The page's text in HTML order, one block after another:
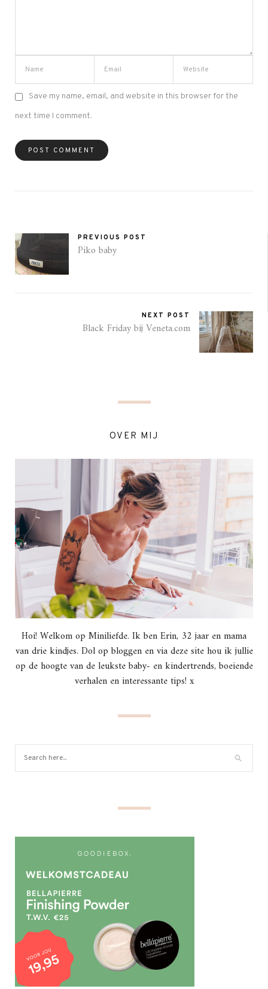
Save my name, email, and website in this browser for the
next time I comment.
PREVIOUS POST
Piko baby
NEXT POST
Black Friday bij Veneta.com
OVER MIJ
Hoi! Welkom op Miniliefde. Ik ben Erin, 32 jaar en mama
van drie kindjes. Dol op bloggen en via deze site hou ik jullie
op de hoogte van de leukste baby- en kindertrends, boeiende
verhalen en interessante tips! x